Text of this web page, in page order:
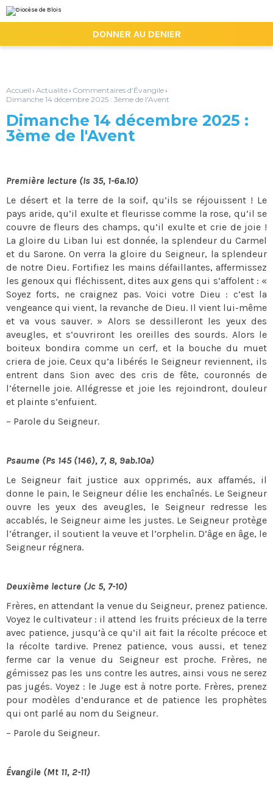
au
contenu.
la
personnels
DONNER AU DENIER
Accueil › Actualité› Commentaires d’Évangile›
Dimanche 14 décembre 2025 : 3ème de l'Avent
Dimanche 14 décembre 2025 :
3ème de l'Avent
Première lecture (Is 35, 1-6a.10)
Le désert et la terre de la soif, qu’ils se réjouissent ! Le
pays aride, qu’il exulte et fleurisse comme la rose, qu’il se
couvre de fleurs des champs, qu’il exulte et crie de joie !
La gloire du Liban lui est donnée, la splendeur du Carmel
et du Sarone. On verra la gloire du Seigneur, la splendeur
de notre Dieu. Fortifiez les mains défaillantes, affermissez
les genoux qui fléchissent, dites aux gens qui s’affolent : «
Soyez forts, ne craignez pas. Voici votre Dieu : c’est la
vengeance qui vient, la revanche de Dieu. Il vient lui-même
et va vous sauver. » Alors se dessilleront les yeux des
aveugles, et s’ouvriront les oreilles des sourds. Alors le
boiteux bondira comme un cerf, et la bouche du muet
criera de joie. Ceux qu’a libérés le Seigneur reviennent, ils
entrent dans Sion avec des cris de fête, couronnés de
l’éternelle joie. Allégresse et joie les rejoindront, douleur
et plainte s’enfuient.
– Parole du Seigneur.
Psaume (Ps 145 (146), 7, 8, 9ab.10a)
Le Seigneur fait justice aux opprimés, aux affamés, il
donne le pain, le Seigneur délie les enchaînés. Le Seigneur
ouvre les yeux des aveugles, le Seigneur redresse les
accablés, le Seigneur aime les justes. Le Seigneur protège
l’étranger, il soutient la veuve et l’orphelin. D’âge en âge, le
Seigneur régnera.
Deuxième lecture (Jc 5, 7-10)
Frères, en attendant la venue du Seigneur, prenez patience.
Voyez le cultivateur : il attend les fruits précieux de la terre
avec patience, jusqu’à ce qu’il ait fait la récolte précoce et
la récolte tardive. Prenez patience, vous aussi, et tenez
ferme car la venue du Seigneur est proche. Frères, ne
gémissez pas les uns contre les autres, ainsi vous ne serez
pas jugés. Voyez : le Juge est à notre porte. Frères, prenez
pour modèles d’endurance et de patience les prophètes
qui ont parlé au nom du Seigneur.
– Parole du Seigneur.
Évangile (Mt 11, 2-11)